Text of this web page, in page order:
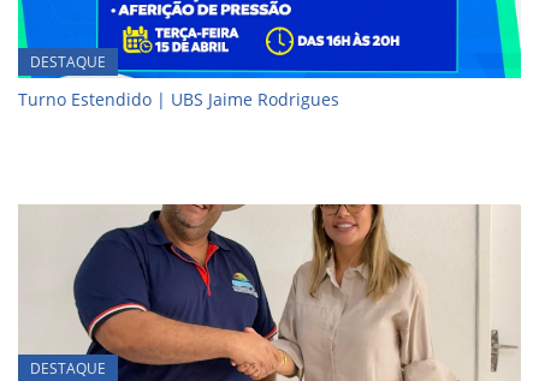
DESTAQUE
Turno Estendido | UBS Jaime Rodrigues
DESTAQUE